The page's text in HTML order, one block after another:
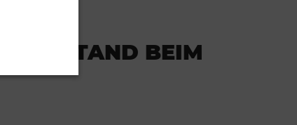
EINSTAND BEIM